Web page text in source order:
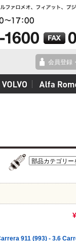
会員登録
911 (993) - 3.6